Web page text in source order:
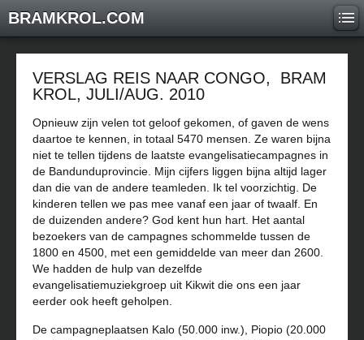
BRAMKROL.COM
VERSLAG REIS NAAR CONGO, BRAM
KROL, JULI/AUG. 2010
Opnieuw zijn velen tot geloof gekomen, of gaven de wens
daartoe te kennen, in totaal 5470 mensen. Ze waren bijna
niet te tellen tijdens de laatste evangelisatiecampagnes in
de Bandunduprovincie. Mijn cijfers liggen bijna altijd lager
dan die van de andere teamleden. Ik tel voorzichtig. De
kinderen tellen we pas mee vanaf een jaar of twaalf. En
de duizenden andere? God kent hun hart. Het aantal
bezoekers van de campagnes schommelde tussen de
1800 en 4500, met een gemiddelde van meer dan 2600.
We hadden de hulp van dezelfde
evangelisatiemuziekgroep uit Kikwit die ons een jaar
eerder ook heeft geholpen.
De campagneplaatsen Kalo (50.000 inw.), Piopio (20.000